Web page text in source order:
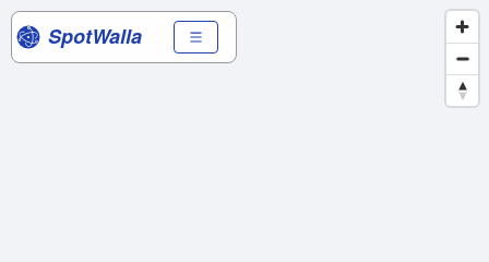
SpotWalla